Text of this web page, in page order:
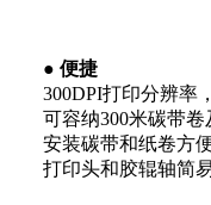
● 便捷
300DPI打印分辨率
可容纳300米碳带卷
安装碳带和纸卷方便
打印头和胶辊轴简易